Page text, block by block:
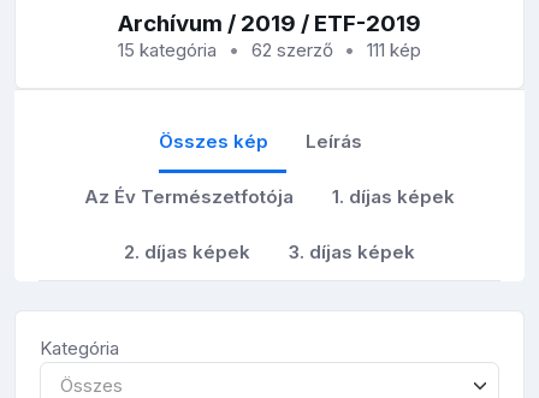
Archívum / 2019 / ETF-2019
15 kategória 62 szerző 111 kép
Összes kép Leírás
Az Év Természetfotója 1. díjas képek
2. díjas képek 3. díjas képek
Kategória
Összes